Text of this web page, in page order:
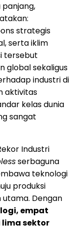
strategis
serta iklim
tersebut
global sekaligus
industri di
aktivitas
kelas dunia
sangat
Industri
serbaguna
teknologi
produksi
Dengan
empat
lima sektor